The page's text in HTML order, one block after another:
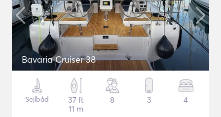
Bavaria Cruiser 38
Sejlbåd
37 ft
11 m
8 3 4